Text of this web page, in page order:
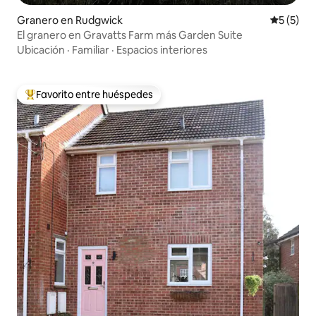
Granero en Rudgwick
5 (5)
El granero en Gravatts Farm más Garden Suite
Ubicación · Familiar · Espacios interiores
Favorito entre huéspedes preferido
Favorito entre huéspedes